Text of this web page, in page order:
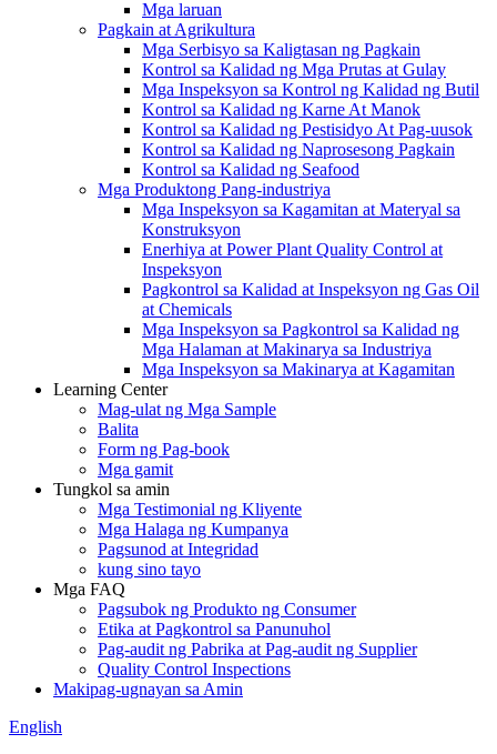
Mga laruan
Pagkain at Agrikultura
Mga Serbisyo sa Kaligtasan ng Pagkain
Kontrol sa Kalidad ng Mga Prutas at Gulay
Mga Inspeksyon sa Kontrol ng Kalidad ng Butil
Kontrol sa Kalidad ng Karne At Manok
Kontrol sa Kalidad ng Pestisidyo At Pag-uusok
Kontrol sa Kalidad ng Naprosesong Pagkain
Kontrol sa Kalidad ng Seafood
Mga Produktong Pang-industriya
Mga Inspeksyon sa Kagamitan at Materyal sa
Konstruksyon
Enerhiya at Power Plant Quality Control at
Inspeksyon
Pagkontrol sa Kalidad at Inspeksyon ng Gas Oil
at Chemicals
Mga Inspeksyon sa Pagkontrol sa Kalidad ng
Mga Halaman at Makinarya sa Industriya
Mga Inspeksyon sa Makinarya at Kagamitan
Learning Center
Mag-ulat ng Mga Sample
Balita
Form ng Pag-book
Mga gamit
Tungkol sa amin
Mga Testimonial ng Kliyente
Mga Halaga ng Kumpanya
Pagsunod at Integridad
kung sino tayo
Mga FAQ
Pagsubok ng Produkto ng Consumer
Etika at Pagkontrol sa Panunuhol
Pag-audit ng Pabrika at Pag-audit ng Supplier
Quality Control Inspections
Makipag-ugnayan sa Amin
English